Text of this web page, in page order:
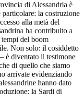
di Alessandria è
la costruzione
alla metà del
ha contribuito a
del boom
Non solo: il cosiddetto
è diventato il testimone
di quello che siamo
arrivate evidenziando
hanno dato
la Sardi di